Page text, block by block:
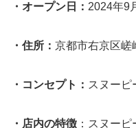
・オープン日： 2024年9
・住所： 京都市右京区嵯
・コンセプト： スヌーピ
・店内の特徴 ：スヌー